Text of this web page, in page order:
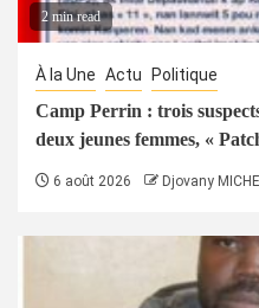
2 min read
À la Une Actu Politique
Camp Perrin : trois
deux jeunes femmes, «
6 août 2026 Djovany